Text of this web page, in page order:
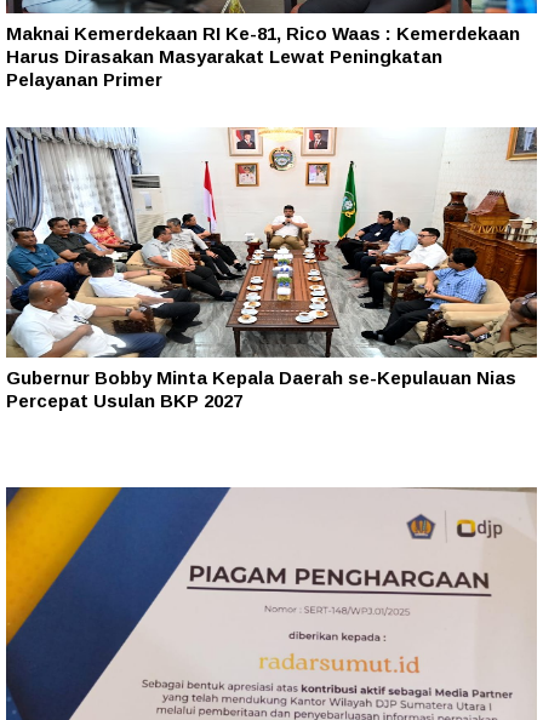
Maknai Kemerdekaan RI Ke-81, Rico Waas : Kemerdekaan
Harus Dirasakan Masyarakat Lewat Peningkatan
Pelayanan Primer
Gubernur Bobby Minta Kepala Daerah se-Kepulauan Nias
Percepat Usulan BKP 2027